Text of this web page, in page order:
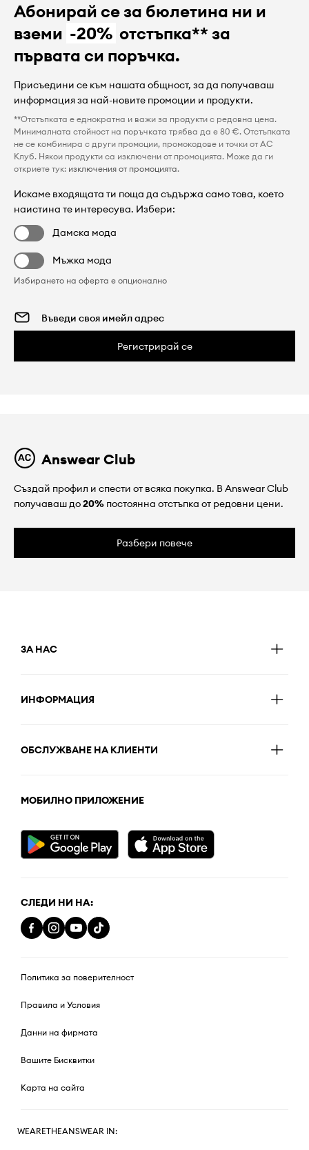
Абонирай се за бюлетина ни и
вземи -20% отстъпка** за
първата си поръчка.
Присъедини се към нашата общност, за да получаваш
информация за най-новите промоции и продукти.
**Отстъпката е еднократна и важи за продукти с редовна цена.
Минималната стойност на поръчката трябва да е 80 €. Отстъпката
не се комбинира с други промоции, промокодове и точки от AC
Клуб. Някои продукти са изключени от промоцията. Може да ги
откриете тук: изключения от промоцията.
Искаме входящата ти поща да съдържа само това, което
наистина те интересува. Избери:
Дамска мода
Мъжка мода
Избирането на оферта е опционално
Регистрирай се
Answear Club
Създай профил и спести от всяка покупка. В Answear Club
получаваш до20% постоянна отстъпка от редовни цени.
Разбери повече
ЗА НАС
ИНФОРМАЦИЯ
ОБСЛУЖВАНЕ НА КЛИЕНТИ
МОБИЛНО ПРИЛОЖЕНИЕ
СЛЕДИ НИ НА:
Политика за поверителност
Правила и Условия
Данни на фирмата
Вашите Бисквитки
Карта на сайта
WEARETHEANSWEAR IN: